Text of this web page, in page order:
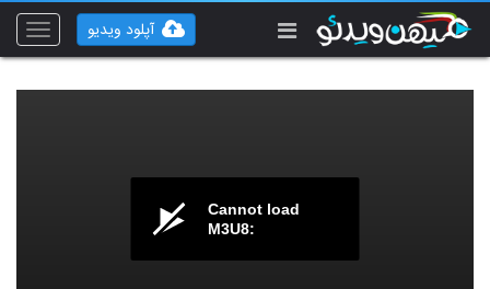
Toggle
آپلود ویدیو
Cannot load
M3U8: